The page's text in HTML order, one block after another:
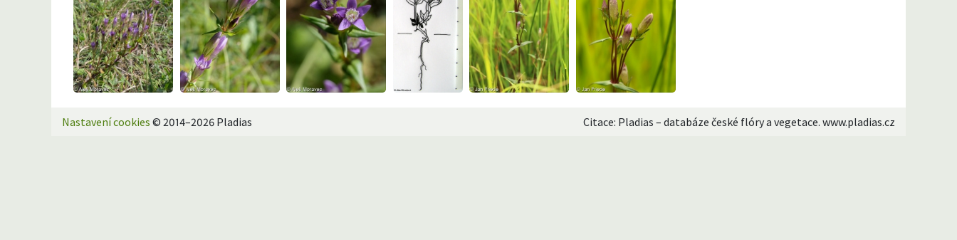
Nastavení cookies © 2014–2026 Pladias Citace: Pladias – databáze české flóry a vegetace. www.pladias.cz